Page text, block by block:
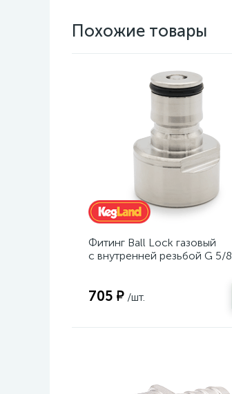
Похожие товары
Фитинг Ball Lock газовый
с внутренней резьбой G 5/8
705 ₽ /шт.